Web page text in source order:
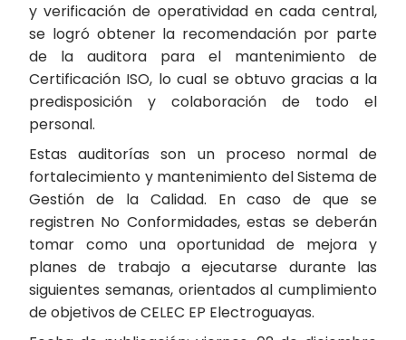
y verificación de operatividad en cada central,
se logró obtener la recomendación por parte
de la auditora para el mantenimiento de
Certificación ISO, lo cual se obtuvo gracias a la
predisposición y colaboración de todo el
personal.
Estas auditorías son un proceso normal de
fortalecimiento y mantenimiento del Sistema de
Gestión de la Calidad. En caso de que se
registren No Conformidades, estas se deberán
tomar como una oportunidad de mejora y
planes de trabajo a ejecutarse durante las
siguientes semanas, orientados al cumplimiento
de objetivos de CELEC EP Electroguayas.